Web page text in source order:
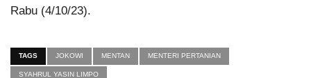
Rabu (4/10/23).
TAGS JOKOWI MENTAN MENTERI PERTANIAN
SYAHRUL YASIN LIMPO